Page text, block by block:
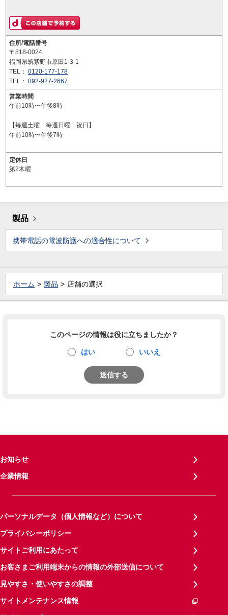
住所/電話番号
〒818-0024
福岡県筑紫野市原田1-3-1
TEL： 0120-177-178
TEL： 092-927-2667
営業時間
午前10時〜午後8時
【毎週土曜 毎週日曜 祝日】
午前10時〜午後7時
定休日
第2木曜
製品
携帯電話の電波防護への適合性について
ホーム 製品 店舗の選択
このページの情報は役に立ちましたか？
はい いいえ
送信する
お知らせ
企業情報
パーソナルデータ（個人情報など）について
プライバシーポリシー
サイトご利用にあたって
お客さまご利用端末からの情報の外部送信について
見やすさ・使いやすさの調整
サイトメンテナンス情報